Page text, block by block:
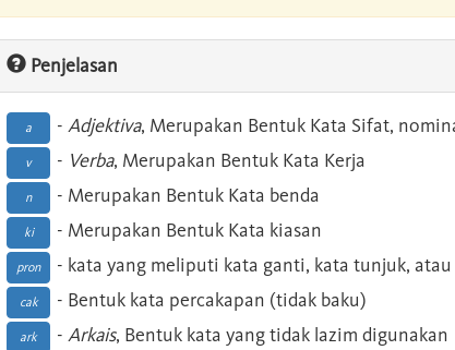
Penjelasan
a - Adjektiva, Merupakan Bentuk Kata Sifat,
v - Verba, Merupakan Bentuk Kata Kerja
n - Merupakan Bentuk Kata benda
ki - Merupakan Bentuk Kata kiasan
pron - kata yang meliputi kata ganti, kata tunjuk,
cak - Bentuk kata percakapan (tidak baku)
ark - Arkais, Bentuk kata yang tidak lazim digunakan